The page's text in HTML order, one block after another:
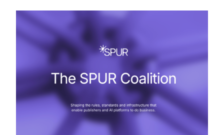
Image